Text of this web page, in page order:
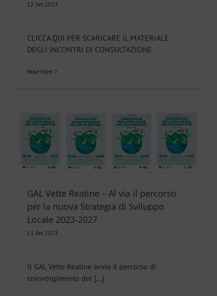
12 Set 2023
CLICCA QUI PER SCARICARE IL MATERIALE
DEGLI INCONTRI DI CONSULTAZIONE
Read More
GAL Vette Reatine – Al via il percorso
per la nuova Strategia di Sviluppo
Locale 2023-2027
11 Set 2023
Il GAL Vette Reatine avvia il percorso di
coinvolgimento del [...]